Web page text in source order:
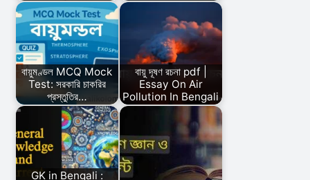
বায়ুমণ্ডল MCQ Mock
Test: সরকারি চাকরির
প্রস্তুতির…
বায়ু দূষণ রচনা pdf |
Essay On Air
Pollution In Bengali
GK in Bengali :